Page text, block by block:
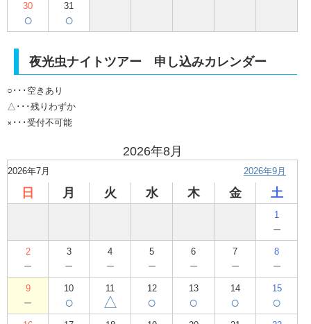
30
○
31
○
夜光虫ナイトツアー 申し込みカレンダー
○･･･空きあり
△･･･残りわずか
×･･･受付不可能
2026年8月
2026年7月 2026年9月
日 月 火 水 木 金 土
1
－
2
－
3
－
4
－
5
－
6
－
7
－
8
－
9
－
10
○
11
△
12
○
13
○
14
○
15
○